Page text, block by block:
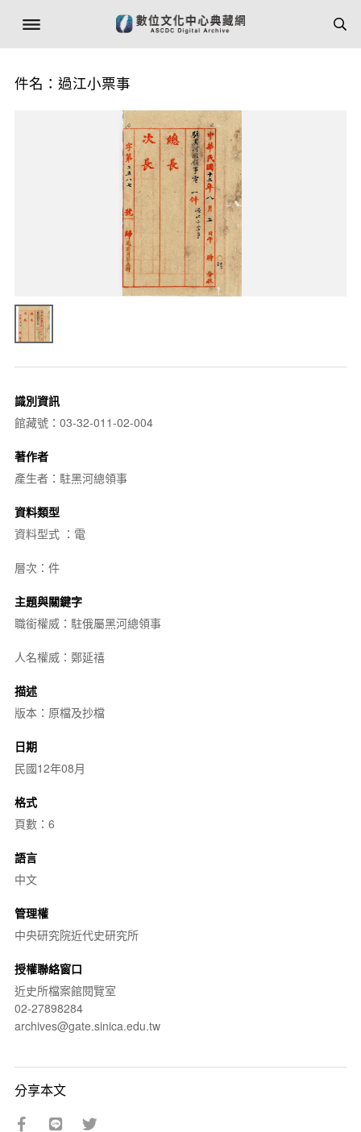
件名：過江小票事
識別資訊
館藏號：03-32-011-02-004
著作者
產生者：駐黑河總領事
資料類型
資料型式 ：電
層次：件
主題與關鍵字
職銜權威：駐俄屬黑河總領事
人名權威：鄭延禧
描述
版本：原檔及抄檔
日期
民國12年08月
格式
頁數：6
語言
中文
管理權
中央研究院近代史研究所
授權聯絡窗口
近史所檔案館閱覽室
02-27898284
archives@gate.sinica.edu.tw
分享本文